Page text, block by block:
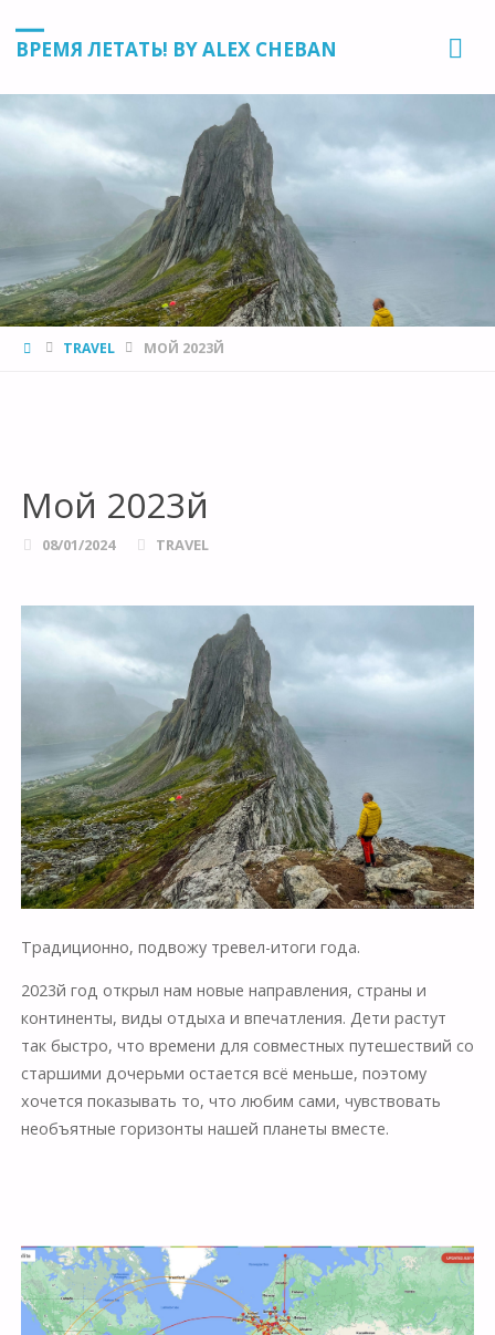
ВРЕМЯ ЛЕТАТЬ! BY ALEX CHEBAN
HOMETRAVEL МОЙ 2023Й
Мой 2023й
08/01/2024 TRAVEL
Традиционно, подвожу тревел-итоги года.
2023й год открыл нам новые направления, страны и
континенты, виды отдыха и впечатления. Дети растут
так быстро, что времени для совместных путешествий со
старшими дочерьми остается всё меньше, поэтому
хочется показывать то, что любим сами, чувствовать
необъятные горизонты нашей планеты вместе.